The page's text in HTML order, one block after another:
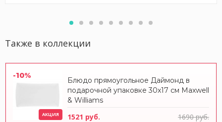
Также в коллекции
-10%
АКЦИЯ
Блюдо прямоугольное Даймонд в
подарочной упаковке 30x17 см Maxwell
& Williams
1521 руб. 1690 руб.